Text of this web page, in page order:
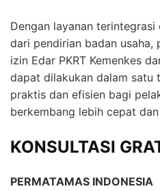
Dengan layanan terintegrasi
dari pendirian badan usaha,
izin Edar PKRT Kemenkes
dapat dilakukan dalam satu
praktis dan efisien bagi
berkembang lebih cepat
KONSULTASI
PERMATAMAS INDONESIA